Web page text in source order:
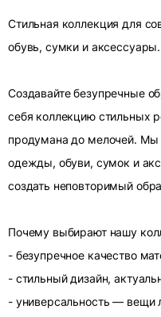
Стильная коллекция для
обувь, сумки и аксессуары.
Создавайте безупречные
себя коллекцию стильных
продумана до мелочей. Мы
одежды, обуви, сумок и
создать неповторимый
Почему выбирают нашу
- безупречное качество
- стильный дизайн,
- универсальность — вещи